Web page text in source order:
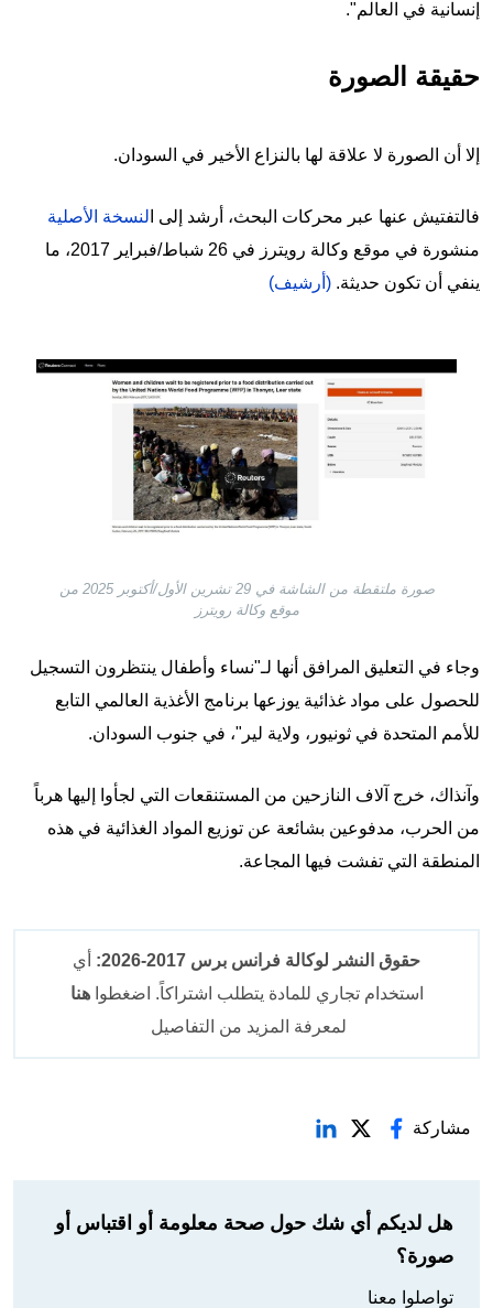
إنسانية في العالم".
حقيقة الصورة
إلا أن الصورة لا علاقة لها بالنزاع الأخير في السودان.
فالتفتيش عنها عبر محركات البحث، أرشد إلى ا لنسخة الأصلية
منشورة في موقع وكالة رويترز في 26 شباط/فبراير 2017، ما
ينفي أن تكون حديثة. (أرشيف)
Image
صورة ملتقطة من الشاشة في 29 تشرين الأول/أكتوبر 2025 من
موقع وكالة رويترز
وجاء في التعليق المرافق أنها لـ"نساء وأطفال ينتظرون التسجيل
للحصول على مواد غذائية يوزعها برنامج الأغذية العالمي التابع
للأمم المتحدة في ثونيور، ولاية لير"، في جنوب السودان.
وآنذاك، خرج آلاف النازحين من المستنقعات التي لجأوا إليها هرباً
من الحرب، مدفوعين بشائعة عن توزيع المواد الغذائية في هذه
المنطقة التي تفشت فيها المجاعة.
حقوق النشر لوكالة فرانس برس 2017-2026:
أي
استخدام تجاري للمادة يتطلب اشتراكاً. اضغطواهنا
لمعرفة المزيد من التفاصيل
مشاركة
هل لديكم أي شك حول صحة معلومة أو اقتباس أو
صورة؟
تواصلوا معنا